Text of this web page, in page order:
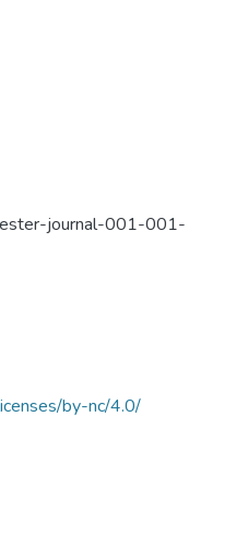
journal-001-001-
by-nc/4.0/